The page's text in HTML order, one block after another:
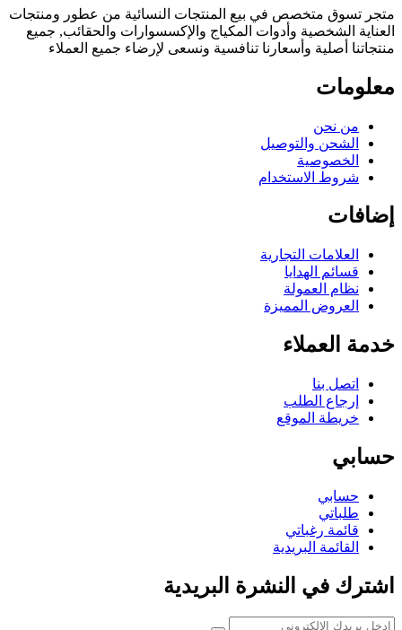
متجر تسوق متخصص في بيع المنتجات النسائية من عطور ومنتجات
العناية الشخصية وأدوات المكياج والإكسسوارات والحقائب, جميع
منتجاتنا أصلية وأسعارنا تنافسية ونسعى لإرضاء جميع العملاء
معلومات
من نحن
الشحن والتوصيل
الخصوصية
شروط الاستخدام
إضافات
العلامات التجارية
قسائم الهدايا
نظام العمولة
العروض المميزة
خدمة العملاء
اتصل بنا
إرجاع الطلب
خريطة الموقع
حسابي
حسابي
طلباتي
قائمة رغباتي
القائمة البريدية
اشترك في النشرة البريدية